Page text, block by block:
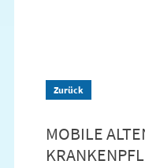
Zurück
MOBILE